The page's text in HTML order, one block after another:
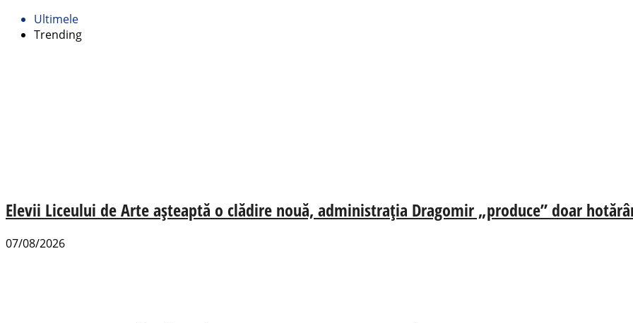
Ultimele
Trending
Elevii Liceului de Arte așteaptă o clădire nouă, administrația Dragomir „produce” doar
07/08/2026